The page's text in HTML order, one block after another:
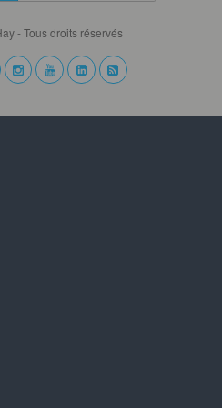
- Tous droits réservés